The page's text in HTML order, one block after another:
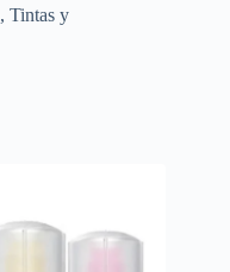
, Tintas y